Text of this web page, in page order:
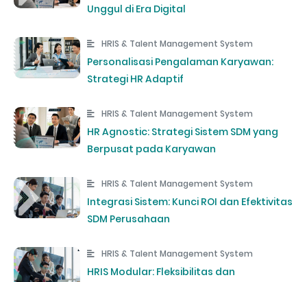
Unggul di Era Digital
HRIS & Talent Management System
Personalisasi Pengalaman Karyawan:
Strategi HR Adaptif
HRIS & Talent Management System
HR Agnostic: Strategi Sistem SDM yang
Berpusat pada Karyawan
HRIS & Talent Management System
Integrasi Sistem: Kunci ROI dan Efektivitas
SDM Perusahaan
HRIS & Talent Management System
HRIS Modular: Fleksibilitas dan